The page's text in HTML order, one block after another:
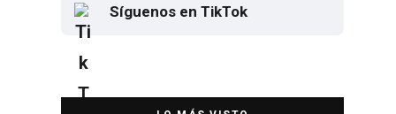
Contáctanos por WhatsApp
Elton John regresa a CDMX para
despedirse en el Estadio Banorte